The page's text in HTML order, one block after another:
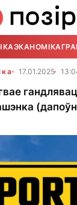
ЭКАНОМІКА
17.01.2025